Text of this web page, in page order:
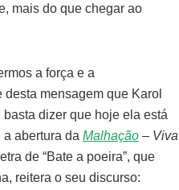
mais do que chegar ao
a força e a
mensagem que Karol
dizer que hoje ela está
abertura da Malhação– Viva
de “Bate a poeira”, que
reitera o seu discurso: